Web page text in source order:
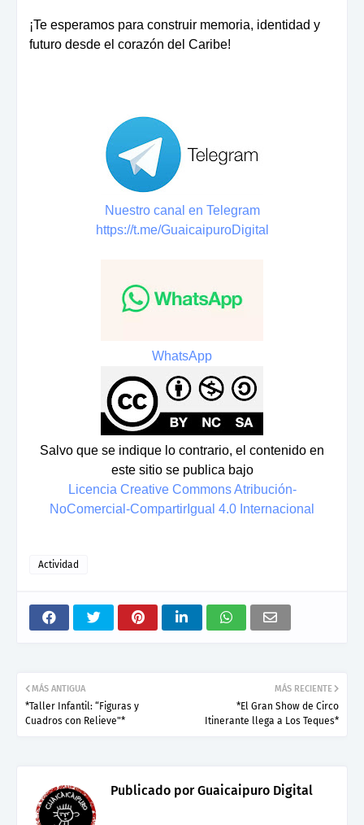
¡Te esperamos para construir memoria, identidad y
futuro desde el corazón del Caribe!
Nuestro canal en Telegram
https://t.me/GuaicaipuroDigital
WhatsApp
Salvo que se indique lo contrario, el contenido en
este sitio se publica bajo
Licencia Creative Commons Atribución-
NoComercial-CompartirIgual 4.0 Internacional
Actividad
MÁS RECIENTE
*El Gran Show de Circo
Itinerante llega a Los Teques*
MÁS ANTIGUA
*Taller Infantil: “Figuras y
Cuadros con Relieve"*
Publicado porGuaicaipuro Digital